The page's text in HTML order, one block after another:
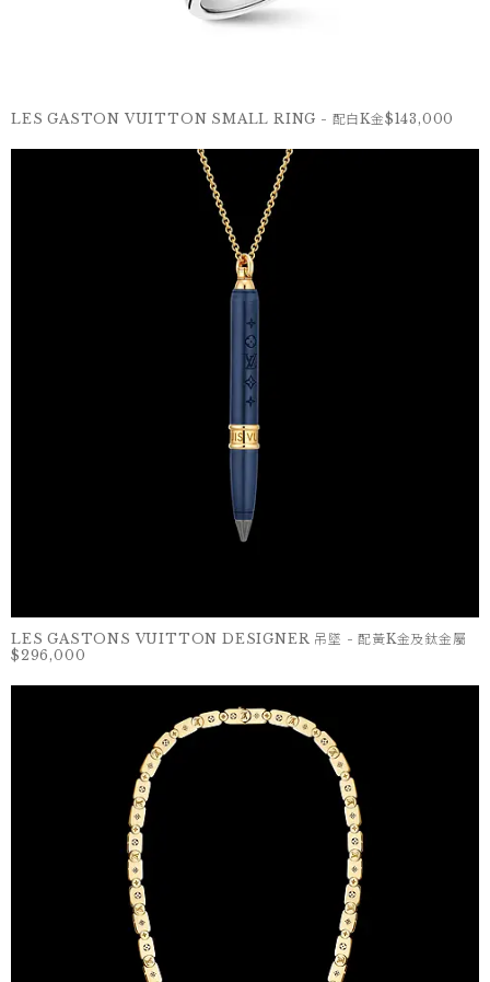
LES GASTON VUITTON SMALL RING - 配白K金$143,000
LES GASTONS VUITTON DESIGNER 吊墜 - 配黃K金及鈦金屬
$296,000